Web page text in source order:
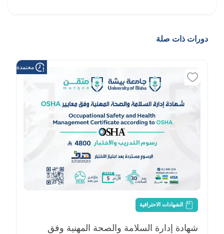
دورات ذات صلة
الشهادات الاحترافية
معتمدة من
شهادة إدارة السلامة والصحة المهنية وفق